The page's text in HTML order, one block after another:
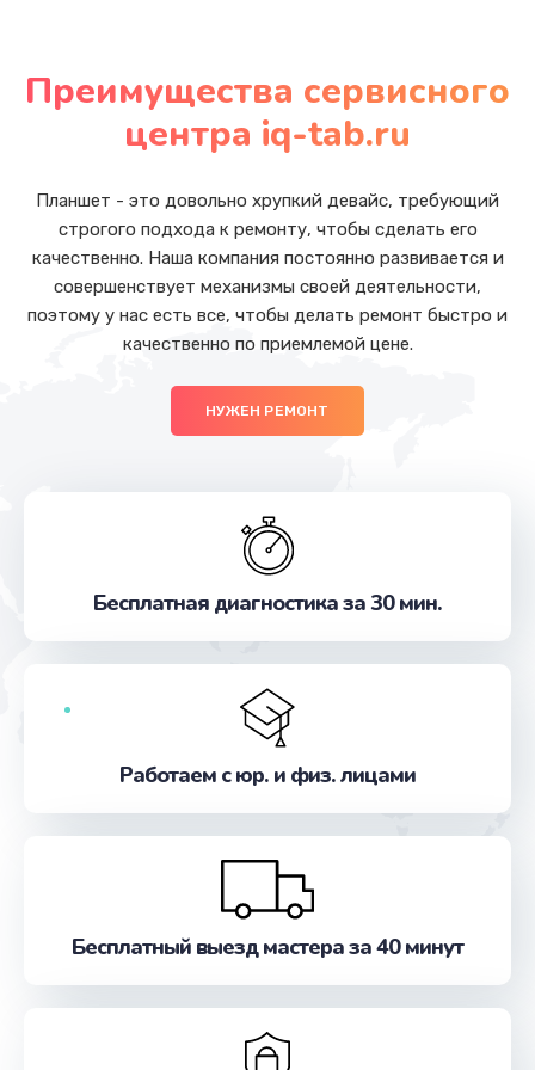
Заказать
от 490 руб.
Заказать
Замена передней камеры
от 490 руб.
Замена полифонического динамика
Замена антенны
от 390 руб.
Заказать
Замена стекла
от 990 руб.
Заказать
от 2500 руб.
Заказать
Замена звуковой карты
от 1100 руб.
Заказать
Преимущества сервисного
центра iq-tab.ru
Планшет - это довольно хрупкий девайс, требующий
строгого подхода к ремонту, чтобы сделать его
качественно. Наша компания постоянно развивается и
совершенствует механизмы своей деятельности,
поэтому у нас есть все, чтобы делать ремонт быстро и
качественно по приемлемой цене.
НУЖЕН РЕМОНТ
Бесплатная диагностика за 30 мин.
Работаем с юр. и физ. лицами
Бесплатный выезд мастера за 40 минут